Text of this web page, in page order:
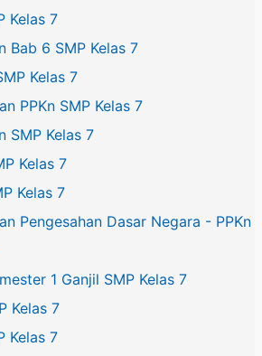
Kelas 7
Bab 6 SMP Kelas 7
Kelas 7
PPKn SMP Kelas 7
SMP Kelas 7
Kelas 7
Kelas 7
Pengesahan Dasar Negara - PPKn
1 Ganjil SMP Kelas 7
Kelas 7
Kelas 7